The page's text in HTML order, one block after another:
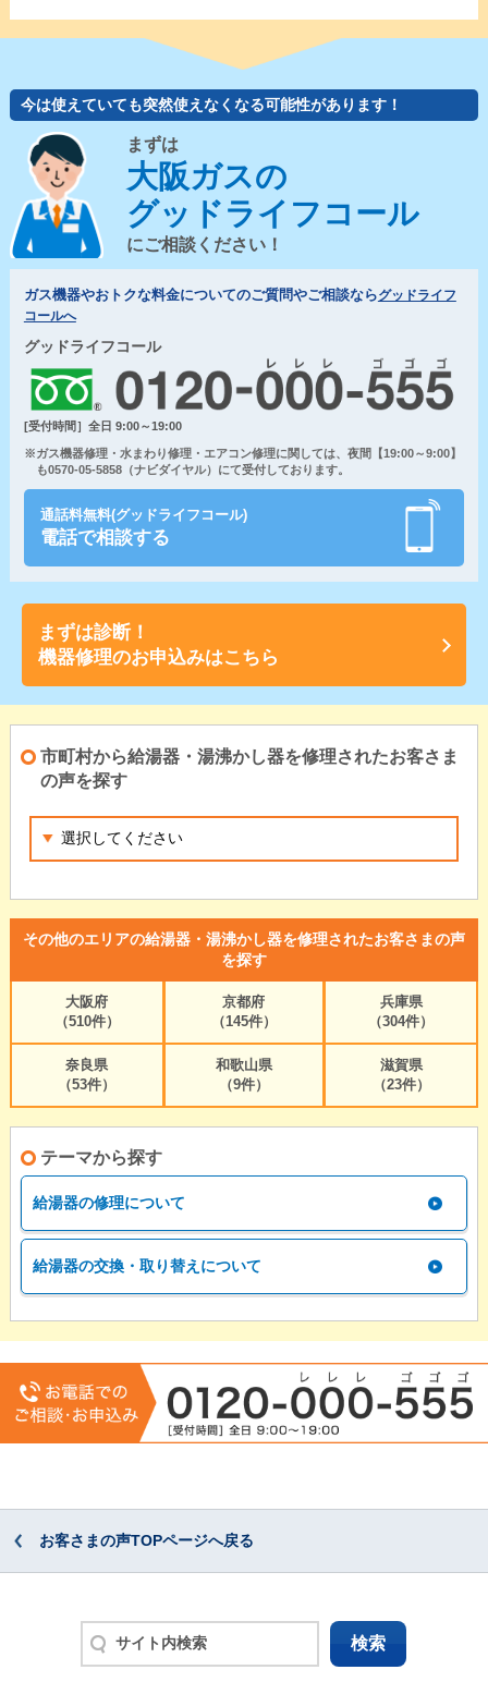
今は使えていても突然使えなくなる可能性があります！
まずは
大阪ガスの
グッドライフコール
にご相談ください！
ガス機器やおトクな料金についてのご質問やご相談ならグッドライフ
コールへ
グッドライフコール
[受付時間］全日 9:00～19:00
※ガス機器修理・水まわり修理・エアコン修理に関しては、夜間【19:00～9:00】
も0570-05-5858（ナビダイヤル）にて受付しております。
通話料無料(グッドライフコール)
電話で相談する
まずは診断！
機器修理のお申込みはこちら
市町村から給湯器・湯沸かし器を修理されたお客さま
の声を探す
その他のエリアの給湯器・湯沸かし器を修理されたお客さまの声
を探す
大阪府
（510件）
京都府
（145件）
兵庫県
（304件）
奈良県
（53件）
和歌山県
（9件）
滋賀県
（23件）
テーマから探す
給湯器の修理について
給湯器の交換・取り替えについて
お客さまの声TOPページへ戻る